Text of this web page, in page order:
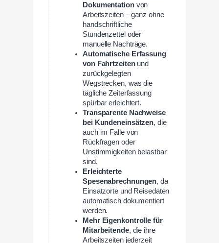
Dokumentationvon
Arbeitszeiten – ganz ohne
handschriftliche
Stundenzettel oder
manuelle Nachträge.
Automatische Erfassung
von Fahrtzeitenund
zurückgelegten
Wegstrecken, was die
tägliche Zeiterfassung
spürbar erleichtert.
Transparente Nachweise
bei Kundeneinsätzen, die
auch im Falle von
Rückfragen oder
Unstimmigkeiten belastbar
sind.
Erleichterte
Spesenabrechnungen, da
Einsatzorte und Reisedaten
automatisch dokumentiert
werden.
Mehr Eigenkontrolle für
Mitarbeitende, die ihre
Arbeitszeiten jederzeit